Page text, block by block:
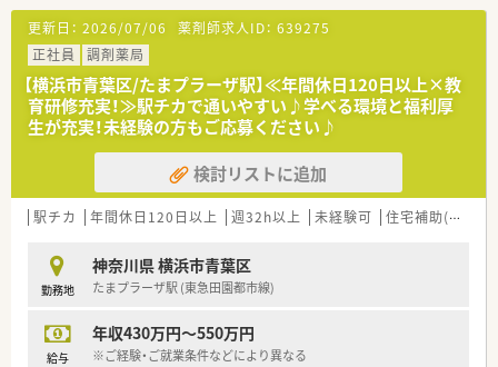
【想定される業務内容】
■処方箋に基づく調剤業務や監査業務、患者様への服薬指導を通
じて、地域の方々の健康をサポートする役割を担います。
■在宅医療にも積極的に取り組んでおり、社用車を運転して患者
様のご自宅や施設へ訪問し、お薬の管理指導を行います。
■薬歴管理や医薬品の在庫管理なども含めた店舗運営に関わる
業務全般を担当し、薬剤師としての総合力を高められます。
【法人特徴について】
■関西地方を中心に全国規模で店舗展開を行っており、親会社が
医療コンサルティングを行うなど経営基盤が非常に安定してい
■無借金経営を継続しながら全従業員と家族の幸せを追求する
という理念を掲げ、社員への利益還元を重視しています。
■医療モール開発を自社で手掛ける強みを活かし、ドクターとの
更新日： 2026/07/06 薬剤師求人ID： 639275
正社員
調剤薬局
【横浜市青葉区/たまプラーザ駅】≪年間休日120日以上×教
育研修充実！≫駅チカで通いやすい♪学べる環境と福利厚
生が充実！未経験の方もご応募ください♪
検討リストに追加
駅チカ 年間休日120日以上 週32h以上 未経験可 住宅補助(手当)あり
勤務地
神奈川県 横浜市青葉区
たまプラーザ駅 (東急田園都市線)
給与
年収430万円～550万円
※ご経験・ご就業条件などにより異なる